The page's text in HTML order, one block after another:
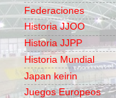
Federaciones
Historia JJOO
Historia JJPP
Historia Mundial
Japan keirin
Juegos Europeos